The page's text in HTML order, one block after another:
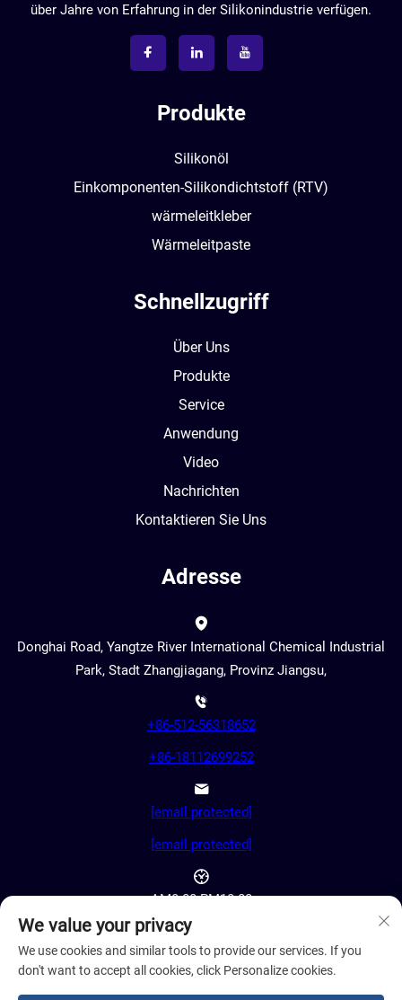
über Jahre von Erfahrung in der Silikonindustrie verfügen.
Produkte
Silikonöl
Einkomponenten-Silikondichtstoff (RTV)
wärmeleitkleber
Wärmeleitpaste
Schnellzugriff
Über Uns
Produkte
Service
Anwendung
Video
Nachrichten
Kontaktieren Sie Uns
Adresse
Donghai Road, Yangtze River International Chemical Industrial
Park, Stadt Zhangjiagang, Provinz Jiangsu,
+86-512-56318652
+86-18112699252
[email protected]
[email protected]
AM8:00-PM18:00
We value your privacy
We use cookies and similar tools to provide our services. If you
don't want to accept all cookies, click Personalize cookies.